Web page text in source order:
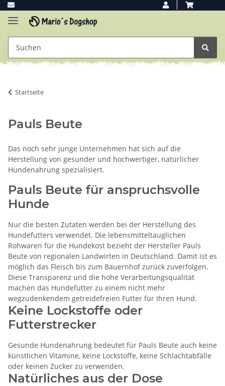
Startseite
Pauls Beute
Das noch sehr junge Unternehmen hat sich auf die
Herstellung von gesunder und hochwertiger, natürlicher
Hundenahrung spezialisiert.
Pauls Beute für anspruchsvolle
Hunde
Nur die besten Zutaten werden bei der Herstellung des
Hundefutters verwendet. Die lebensmitteltauglichen
Rohwaren für die Hundekost bezieht der Hersteller Pauls
Beute von regionalen Landwirten in Deutschland. Damit ist es
möglich das Fleisch bis zum Bauernhof zurück zuverfolgen.
Diese Transparenz und die hohe Verarbeitungsqualität
machen das Hundefutter zu einem nicht mehr
wegzudenkendem getreidefreien Futter für Ihren Hund.
Keine Lockstoffe oder
Futterstrecker
Gesunde Hundenahrung bedeutet für Pauls Beute auch keine
künstlichen Vitamine, keine Lockstoffe, keine Schlachtabfälle
oder keinen Zucker zu verwenden.
Natürliches aus der Dose